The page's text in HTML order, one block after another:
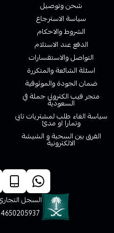
شحن وتوصيل
سياسة الاسترجاع
الشروط والاحكام
الدفع عند الاستلام
التواصل والاستفسارات
اسئلة الشائعة والمتكررة
ضمان الجودة والموثوقية
متجر فيب الكتروني جملة في
السعودية
سياسة الغاء طلب لمشتريات تابي
وتمارا او مدئ
الفرق بين السحبة و الشيشة
الالكترونية
السجل
4650205937